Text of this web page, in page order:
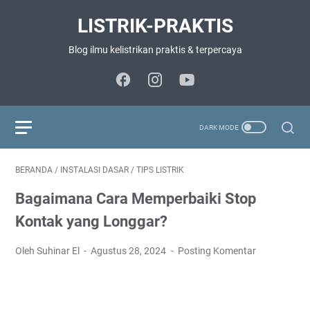
LISTRIK-PRAKTIS
Blog ilmu kelistrikan praktis & terpercaya
BERANDA / INSTALASI DASAR / TIPS LISTRIK
Bagaimana Cara Memperbaiki Stop
Kontak yang Longgar?
Oleh Suhinar El Agustus 28, 2024 Posting Komentar